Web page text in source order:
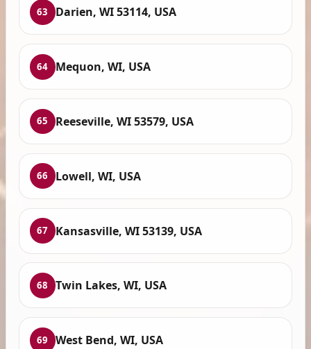
63 Darien, WI 53114, USA
64 Mequon, WI, USA
65 Reeseville, WI 53579, USA
66 Lowell, WI, USA
67 Kansasville, WI 53139, USA
68 Twin Lakes, WI, USA
69 West Bend, WI, USA